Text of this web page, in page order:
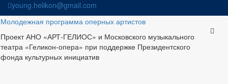
Skip
to
content
young.helikon@gmail.com
Молодежная программа оперных артистов
Проект АНО «АРТ-ГЕЛИОС» и Московского музыкального
театра «Геликон-опера» при поддержке Президентского
фонда культурных инициатив